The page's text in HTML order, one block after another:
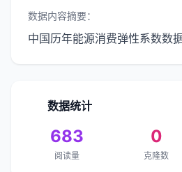
数据内容摘要：
中国历年能源消费弹性系数数
数据统计
683
阅读量
0
克隆数